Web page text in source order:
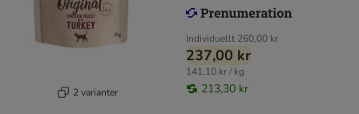
2 varianter
Individuellt 260,00 kr
237,00 kr
141,10 kr / kg
213,30 kr